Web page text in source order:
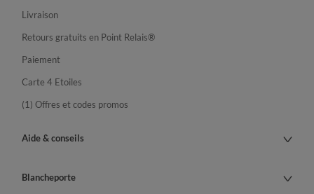
Livraison
Retours gratuits en Point Relais®
Paiement
Carte 4 Etoiles
(1) Offres et codes promos
Aide & conseils
Blancheporte